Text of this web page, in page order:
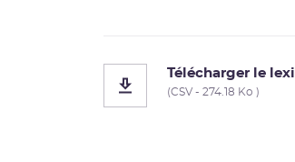
Télécharger le
(CSV - 274.18 Ko )